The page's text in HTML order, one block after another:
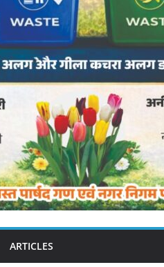
ARTICLES